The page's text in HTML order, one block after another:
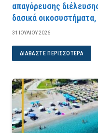
απαγόρευσης
δασικά
31 ΙΟΥΛΊΟΥ 2026
ΔΙΑΒΆΣΤΕ ΠΕΡΙΣΣΌΤΕΡΑ